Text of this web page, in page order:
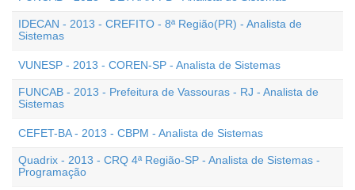
IDECAN - 2013 - CREFITO - 8ª Região(PR) - Analista de
Sistemas
VUNESP - 2013 - COREN-SP - Analista de Sistemas
FUNCAB - 2013 - Prefeitura de Vassouras - RJ - Analista de
Sistemas
CEFET-BA - 2013 - CBPM - Analista de Sistemas
Quadrix - 2013 - CRQ 4ª Região-SP - Analista de Sistemas -
Programação